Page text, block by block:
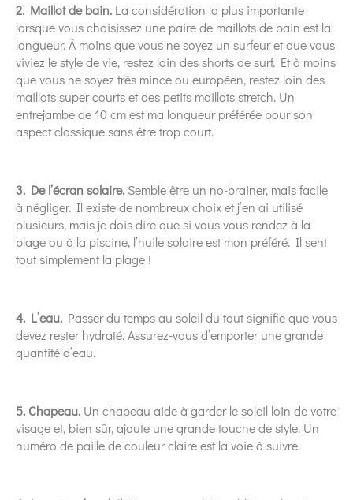
2. Maillot de bain. La considération la plus importante
lorsque vous choisissez une paire de maillots de bain est la
longueur. À moins que vous ne soyez un surfeur et que vous
viviez le style de vie, restez loin des shorts de surf. Et à moins
que vous ne soyez très mince ou européen, restez loin des
maillots super courts et des petits maillots stretch. Un
entrejambe de 10 cm est ma longueur préférée pour son
aspect classique sans être trop court.
3. De l’écran solaire. Semble être un no-brainer, mais facile
à négliger. Il existe de nombreux choix et j’en ai utilisé
plusieurs, mais je dois dire que si vous vous rendez à la
plage ou à la piscine, l’huile solaire est mon préféré. Il sent
tout simplement la plage !
4. L’eau. Passer du temps au soleil du tout signifie que vous
devez rester hydraté. Assurez-vous d’emporter une grande
quantité d’eau.
5. Chapeau. Un chapeau aide à garder le soleil loin de votre
visage et, bien sûr, ajoute une grande touche de style. Un
numéro de paille de couleur claire est la voie à suivre.